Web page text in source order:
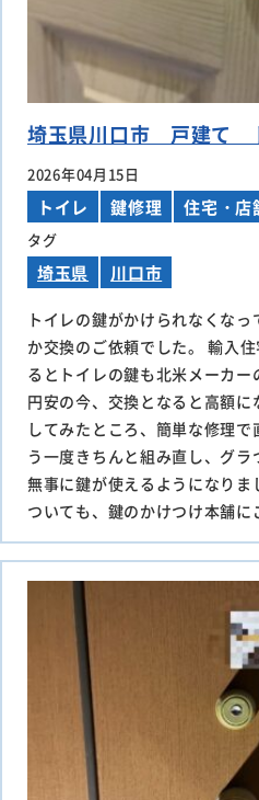
埼玉県川口市 戸建て
2026年04月15日
トイレ 鍵修理 住宅・店
タグ
埼玉県 川口市
トイレの鍵がかけられなくな
か交換のご依頼でした。 輸入
るとトイレの鍵も北米メーカー
円安の今、交換となると高額
してみたところ、簡単な修理
う一度きちんと組み直し、グ
無事に鍵が使えるようになり
ついても、鍵のかけつけ本舗に